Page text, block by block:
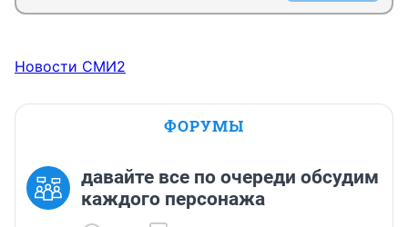
Новости СМИ2
ФОРУМЫ
давайте все по очереди обсудим
каждого персонажа